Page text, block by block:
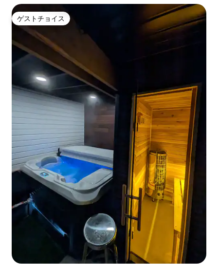
ゲストチョイス
ゲストチョイス